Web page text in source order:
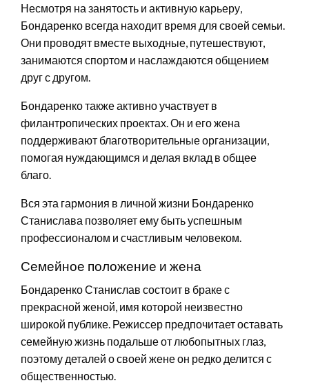
Несмотря на занятость и активную карьеру,
Бондаренко всегда находит время для своей семьи.
Они проводят вместе выходные, путешествуют,
занимаются спортом и наслаждаются общением
друг с другом.
Бондаренко также активно участвует в
филантропических проектах. Он и его жена
поддерживают благотворительные организации,
помогая нуждающимся и делая вклад в общее
благо.
Вся эта гармония в личной жизни Бондаренко
Станислава позволяет ему быть успешным
профессионалом и счастливым человеком.
Семейное положение и жена
Бондаренко Станислав состоит в браке с
прекрасной женой, имя которой неизвестно
широкой публике. Режиссер предпочитает оставать
семейную жизнь подальше от любопытных глаз,
поэтому деталей о своей жене он редко делится с
общественностью.